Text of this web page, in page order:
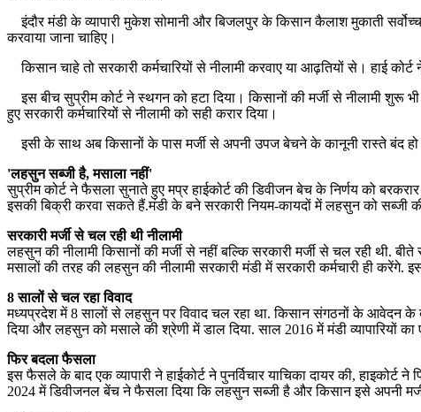
इंदौर मंडी के व्यापारी मुकेश सोमानी और बिजलपुर के किसान कैलाश मुकाती
करवाया जाना चाहिए।
किसान चाहे तो सरकारी कर्मचारियों से नीलामी करवाए या आढ़तियों से। हाई
इस बीच सुप्रीम कोर्ट ने स्थगन को हटा दिया। किसानों की मर्जी से नीलामी शुरू
हुए सरकारी कर्मचारियों से नीलामी को सही करार दिया।
इसी के साथ अब किसानों के पास मर्जी से अपनी उपज बेचने के कानूनी रास्ते बंद
'लहसुन सब्जी है, मसाला नहीं'
सुप्रीम कोर्ट ने फैसला सुनाते हुए मप्र हाईकोर्ट की डिवीजन बेच के निर्णय को
इसकी बिक्री करवा सकते हैं.मंडी के बने सरकारी नियम-कायदों में लहसुन को सब्जी
सरकारी मर्जी से चल रही थी नीलामी
लहसुन की नीलामी किसानों की मर्जी से नहीं बल्कि सरकारी मर्जी से चल रही थी.
मसालों की तरह की लहसुन की नीलामी सरकारी मंडी में सरकारी कर्मचारी ही करेंगे.
8 सालों से चल रहा विवाद
मध्यप्रदेश में 8 सालों से लहसुन पर विवाद चल रहा था. किसान संगठनों के आवेदन के
दिया और लहसुन को मसाले की श्रेणी में डाल दिया. साल 2016 में मंडी व्यापारियों
फिर बदला फैसला
इस फैसले के बाद एक व्यापारी ने हाईकोर्ट ने पुनर्विचार याचिका दायर की,
2024 में डिवीजनल बेंच ने फैसला दिया कि लहसुन सब्जी है और किसान इसे अपनी